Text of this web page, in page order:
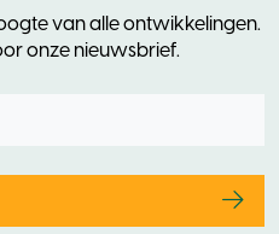
van alle ontwikkelingen.
onze nieuwsbrief.